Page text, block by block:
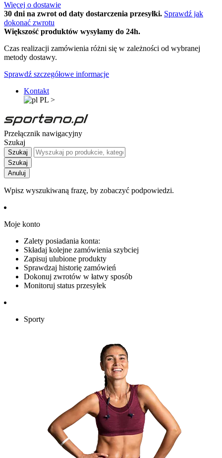
Więcej o dostawie
30 dni na zwrot od daty dostarczenia przesyłki. Sprawdź jak
dokonać zwrotu
Większość produktów wysyłamy do 24h.
Czas realizacji zamówienia różni się w zależności od wybranej
metody dostawy.
Sprawdź szczegółowe informacje
Kontakt
PL >
Przełącznik nawigacyjny
Szukaj
Szukaj
Szukaj
Anuluj
Wpisz wyszukiwaną frazę, by zobaczyć podpowiedzi.
Moje konto
Zalety posiadania konta:
Składaj kolejne zamówienia szybciej
Zapisuj ulubione produkty
Sprawdzaj historię zamówień
Dokonuj zwrotów w łatwy sposób
Monitoruj status przesyłek
Sporty